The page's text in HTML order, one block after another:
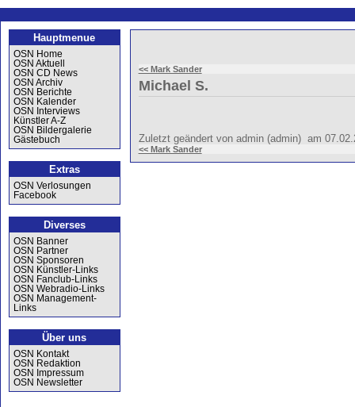
Hauptmenue
OSN Home
OSN Aktuell
OSN CD News
OSN Archiv
OSN Berichte
OSN Kalender
OSN Interviews
Künstler A-Z
OSN Bildergalerie
Gästebuch
Extras
OSN Verlosungen
Facebook
Diverses
OSN Banner
OSN Partner
OSN Sponsoren
OSN Künstler-Links
OSN Fanclub-Links
OSN Webradio-Links
OSN Management-
Links
Über uns
OSN Kontakt
OSN Redaktion
OSN Impressum
OSN Newsletter
<< Mark Sander
Michael S.
Zuletzt geändert von admin (admin) am
<< Mark Sander